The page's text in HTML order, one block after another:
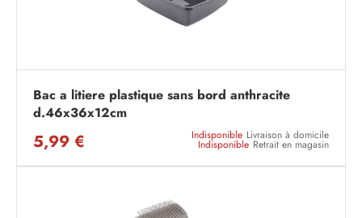
Bac a litiere plastique sans bord anthracite
d.46x36x12cm
5,99 € Indisponible Livraison à domicile
Indisponible Retrait en magasin